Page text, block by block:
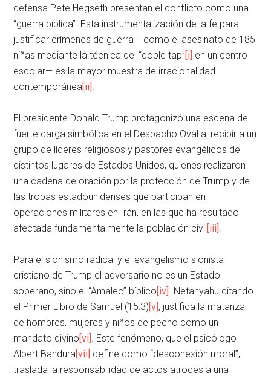
defensa Pete Hegseth presentan el conflicto como una
“guerra bíblica”. Esta instrumentalización de la fe para
justificar crímenes de guerra —como el asesinato de 185
niñas mediante la técnica del “doble tap”[i] en un centro
escolar— es la mayor muestra de irracionalidad
contemporánea[ii].
El presidente Donald Trump protagonizó una escena de
fuerte carga simbólica en el Despacho Oval al recibir a un
grupo de líderes religiosos y pastores evangélicos de
distintos lugares de Estados Unidos, quienes realizaron
una cadena de oración por la protección de Trump y de
las tropas estadounidenses que participan en
operaciones militares en Irán, en las que ha resultado
afectada fundamentalmente la población civil[iii].
Para el sionismo radical y el evangelismo sionista
cristiano de Trump el adversario no es un Estado
soberano, sino el “Amalec” bíblico[iv]. Netanyahu citando
el Primer Libro de Samuel (15:3)[v], justifica la matanza
de hombres, mujeres y niños de pecho como un
mandato divino[vi]. Este fenómeno, que el psicólogo
Albert Bandura[vii] define como “desconexión moral”,
traslada la responsabilidad de actos atroces a una